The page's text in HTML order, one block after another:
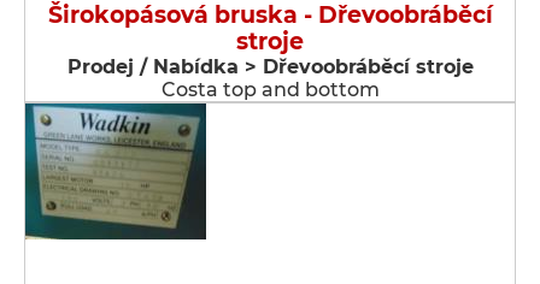
Širokopásová bruska - Dřevoobráběcí
stroje
Prodej / Nabídka > Dřevoobráběcí stroje
Costa top and bottom